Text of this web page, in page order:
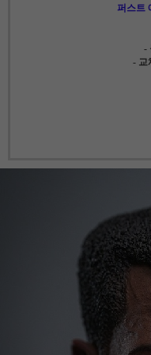
퍼스트
-
- 교